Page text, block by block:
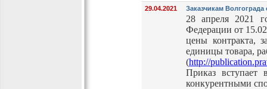
29.04.2021 Заказчикам
28 апреля 2021
Федерации от
цены контракта,
единицы товара,
(http://
Приказ вступает
конкурентными